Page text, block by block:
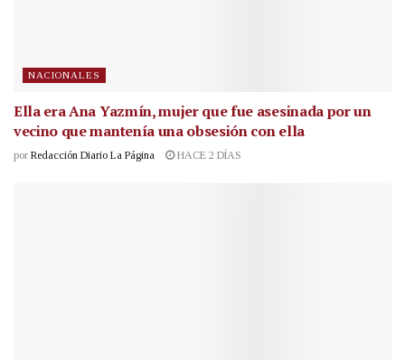
NACIONALES
Ella era Ana Yazmín, mujer que fue asesinada por un
vecino que mantenía una obsesión con ella
por Redacción Diario La Página HACE 2 DÍAS